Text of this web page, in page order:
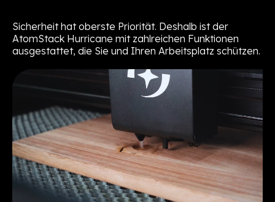
Sicherheit hat oberste Priorität. Deshalb ist der
AtomStack Hurricane mit zahlreichen Funktionen
ausgestattet, die Sie und Ihren Arbeitsplatz schützen.